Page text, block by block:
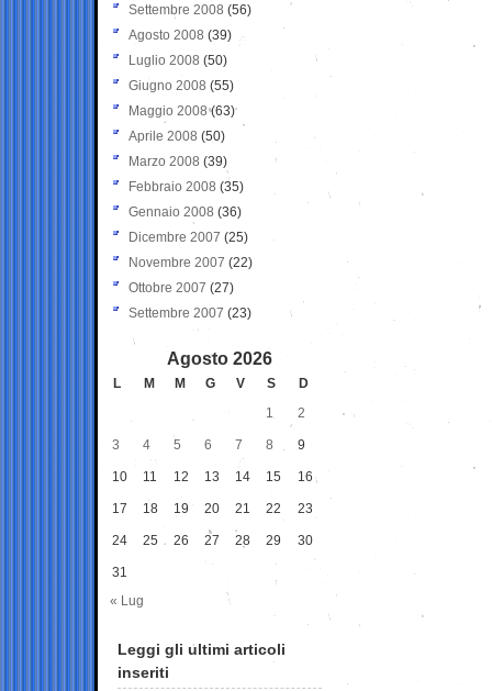
Settembre 2008 (56)
Agosto 2008 (39)
Luglio 2008 (50)
Giugno 2008 (55)
Maggio 2008(63)
Aprile 2008 (50)
Marzo 2008 (39)
Febbraio 2008 (35)
Gennaio 2008 (36)
Dicembre 2007 (25)
Novembre 2007 (22)
Ottobre 2007 (27)
Settembre 2007 (23)
Agosto 2026
L M M G V S
D
1
2
3 4 5 6 7 8 9
10 11 12 13 14 15 16
17 18 19 20 21 22 23
24 25 26 27 28 29 30
31
« Lug
Leggi gli ultimi articoli
inseriti